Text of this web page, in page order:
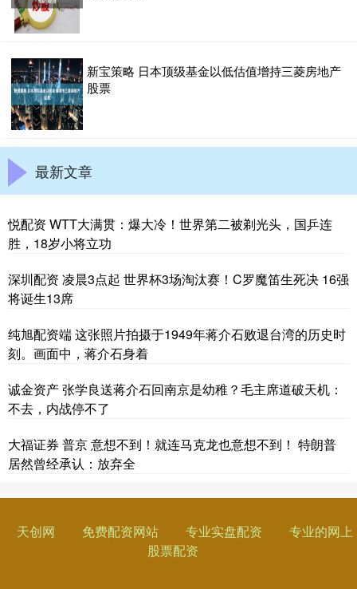
新宝策略 日本顶级基金以低估值增持三菱房地产
股票
最新文章
悦配资 WTT大满贯：爆大冷！世界第二被剃光头，国乒连
胜，18岁小将立功
深圳配资 凌晨3点起 世界杯3场淘汰赛！C罗魔笛生死决 16强
将诞生13席
纯旭配资端 这张照片拍摄于1949年蒋介石败退台湾的历史时
刻。画面中，蒋介石身着
诚金资产 张学良送蒋介石回南京是幼稚？毛主席道破天机：
不去，内战停不了
大福证券 普京 意想不到！就连马克龙也意想不到！ 特朗普
居然曾经承认：放弃全
天创网 免费配资网站 专业实盘配资
专业的网上
股票配资